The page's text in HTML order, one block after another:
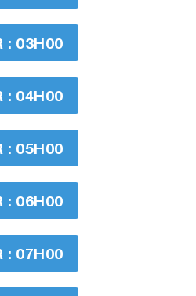
: 03H00
: 04H00
: 05H00
: 06H00
: 07H00